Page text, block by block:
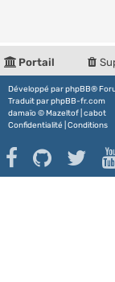
Portail
Développé parphpBB®
Traduit parphpBB-fr.com
damaïo ©Mazeltof cabot
Confidentialité Conditions